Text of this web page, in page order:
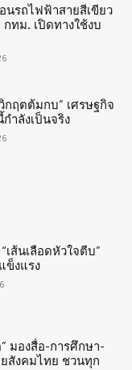
นรถไฟฟ้าสายสีเขียว
ทม. เปิดทางใช้งบ
กฤตต้มกบ” เศรษฐกิจ
ำลังเป็นจริง
เส้นเลือดหัวใจตีบ”
ข็งแรง
มองสื่อ-การศึกษา-
สังคมไทย ชวนทุก